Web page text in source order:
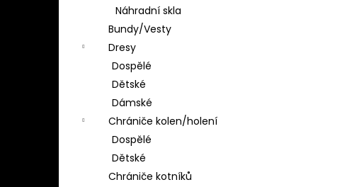
Náhradní skla
Bundy/Vesty
Dresy
Dospělé
Dětské
Dámské
Chrániče kolen/holení
Dospělé
Dětské
Chrániče kotníků